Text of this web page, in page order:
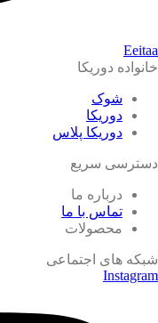
Eeitaa
خانواده دوریکا
شوک
دوریکا
دوریکا پلاس
دسترسی سریع
درباره ما
تماس با ما
محصولات
شبکه های اجتماعی
Instagram